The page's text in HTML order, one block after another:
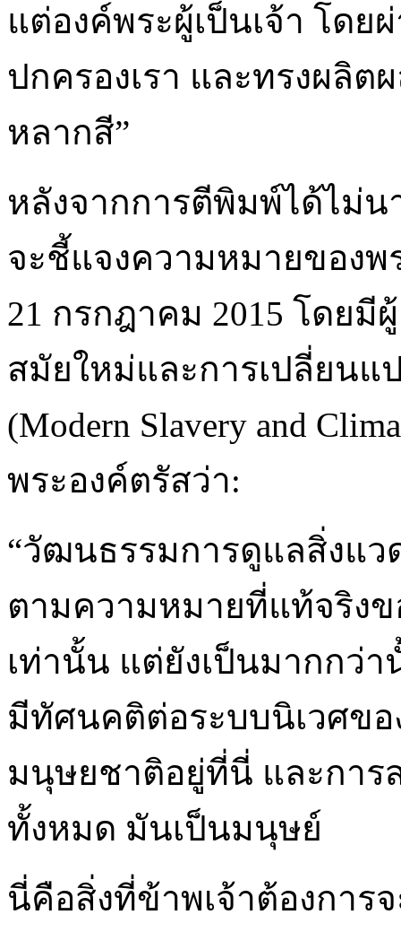
แต่องค์พระผู้เป็นเจ้า โด
ปกครองเรา และทรงผลิ
หลากสี”
หลังจากการตีพิมพ์ได้ไม่น
จะชี้แจงความหมายของ
21 กรกฎาคม 2015 โดยมี
สมัยใหม่และการเปลี่ยนแ
(Modern Slavery and
พระองค์ตรัสว่า:
“วัฒนธรรมการดูแลสิ่งแ
ตามความหมายที่แท้จริง
เท่านั้น แต่ยังเป็นมากกว่
มีทัศนคติต่อระบบนิเวศข
มนุษยชาติอยู่ที่นี่ และการ
ทั้งหมด มันเป็นมนุษย์
นี่คือสิ่งที่ข้าพเจ้าต้องการ